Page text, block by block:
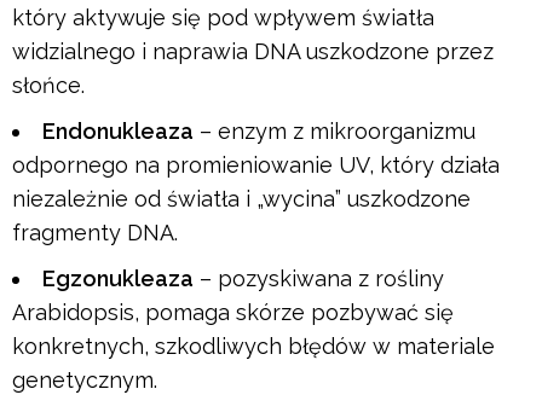
który aktywuje się pod wpływem światła
widzialnego i naprawia DNA uszkodzone przez
słońce.
Endonukleaza – enzym z mikroorganizmu
odpornego na promieniowanie UV, który działa
niezależnie od światła i „wycina” uszkodzone
fragmenty DNA.
Egzonukleaza – pozyskiwana z rośliny
Arabidopsis, pomaga skórze pozbywać się
konkretnych, szkodliwych błędów w materiale
genetycznym.